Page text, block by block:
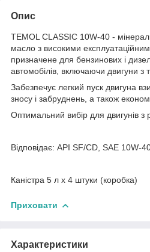
Опис
TEMOL CLASSIC 10W-40 -
масло з високими
призначене для бензинових і
автомобілів, включаючи двигуни з
Забезпечує легкий пуск двигуна
зносу і забруднень, а також
Оптимальний вибір для двигунів з
Відповідає: API SF/CD, SAE 10W-
Каністра 5 л х 4 штуки (коробка)
Приховати
Характеристики